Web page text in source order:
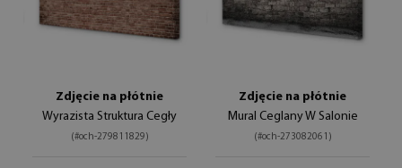
Zdjęcie na płótnie
Wyrazista Struktura Cegły
(#och-279811829)
Zdjęcie na płótnie
Mural Ceglany W Salonie
(#och-273082061)